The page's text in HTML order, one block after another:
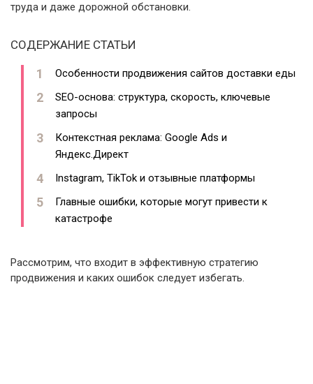
труда и даже дорожной обстановки.
СОДЕРЖАНИЕ СТАТЬИ
Особенности продвижения сайтов доставки еды
SEO-основа: структура, скорость, ключевые
запросы
Контекстная реклама: Google Ads и
Яндекс.Директ
Instagram, TikTok и отзывные платформы
Главные ошибки, которые могут привести к
катастрофе
Рассмотрим, что входит в эффективную стратегию
продвижения и каких ошибок следует избегать.